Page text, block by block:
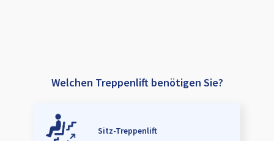
Welchen Treppenlift benötigen Sie?
Sitz-Treppenlift